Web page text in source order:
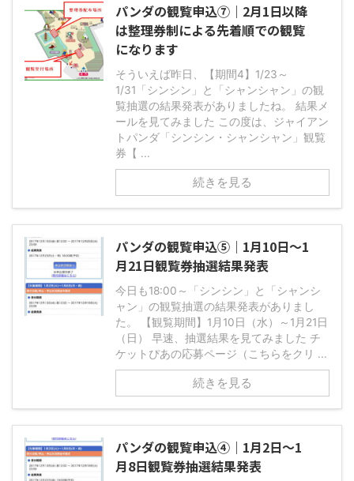
パンダの観覧申込⑦｜2月1日以降
は整理券制による先着順での観覧
になります
そういえば昨日、【期間4】1/23～
1/31「シンシン」と「シャンシャン」の観
覧抽選の結果発表がありましたね。 結果メ
ールを見てみました この度は、ジャイアン
トパンダ「シンシン・シャンシャン」観覧
券【 ...
続きを見る
パンダの観覧申込⑤｜1月10日～1
月21日観覧券抽選結果発表
今日も18:00～「シンシン」と「シャンシ
ャン」の観覧抽選の結果発表がありまし
た。 【観覧期間】1月10日（水）～1月21日
（日） 早速、抽選結果を見てみました チ
ケットぴあの応募ページ（こちらをクリ ...
続きを見る
パンダの観覧申込④｜1月2日～1
月8日観覧券抽選結果発表